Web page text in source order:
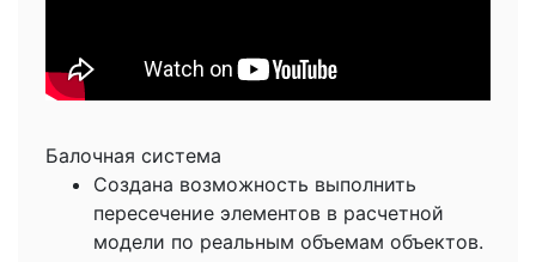
Балочная система
Создана возможность выполнить
пересечение элементов в расчетной
модели по реальным объемам объектов.